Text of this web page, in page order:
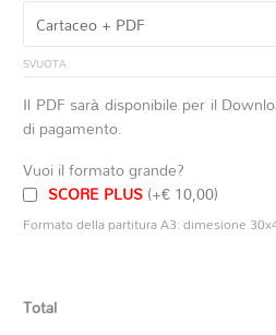
SVUOTA
Il PDF sarà disponibile per il
di pagamento.
Vuoi il formato grande?
SCORE PLUS(+€ 10,00)
Formato della partitura A3: dimesione
Total